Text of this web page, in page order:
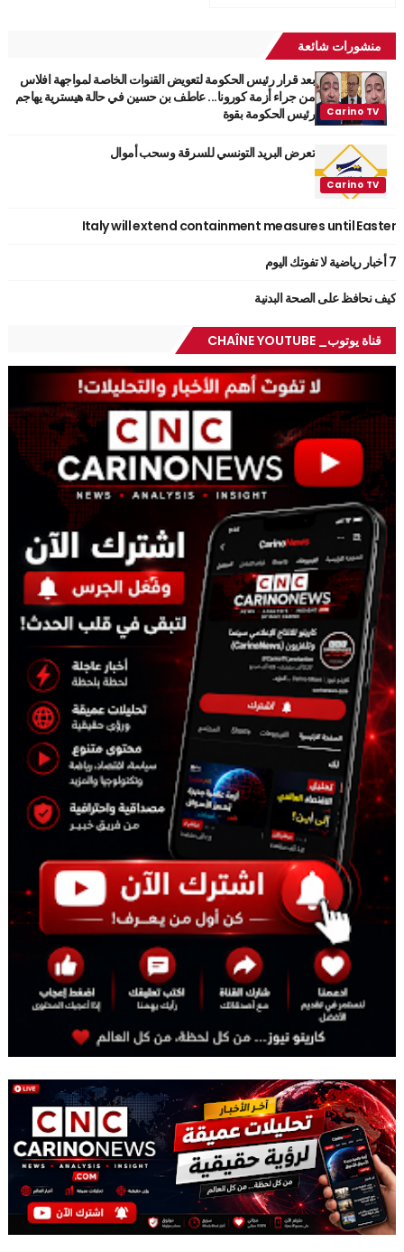
منشورات شائعة
بعد قرار رئيس الحكومة لتعويض القنوات الخاصة لمواجهة افلاس
من جراء أزمة كورونا... عاطف بن حسين في حالة هيسترية يهاجم
رئيس الحكومة بقوة
تعرض البريد التونسي للسرقة وسحب أموال
Italy will extend containment measures until Easter
7 أخبار رياضية لا تفوتك اليوم
كيف نحافظ على الصحة البدنية
قناة يوتوب_ CHAÎNE YOUTUBE